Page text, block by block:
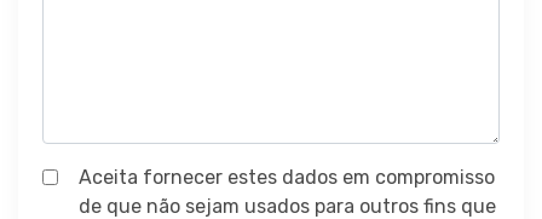
Aceita fornecer estes dados em compromisso
de que não sejam usados para outros fins que